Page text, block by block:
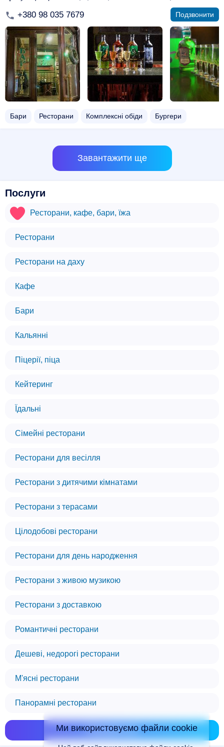
+380 98 035 7679 Подзвонити
Бари Ресторани Комплексні обіди Бургери
Завантажити ще
Послуги
Ресторани, кафе, бари, їжа
Ресторани
Ресторани на даху
Кафе
Бари
Кальянні
Піцерії, піца
Кейтеринг
Їдальні
Сімейні ресторани
Ресторани для весілля
Ресторани з дитячими кімнатами
Ресторани з терасами
Цілодобові ресторани
Ресторани для день народження
Ресторани з живою музикою
Ресторани з доставкою
Романтичні ресторани
Дешеві, недорогі ресторани
М'ясні ресторани
Панорамні ресторани
Показати всі
Ми використовуємо файли cookie